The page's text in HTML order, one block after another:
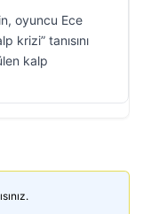
oyuncu Ece
krizi” tanısını
kalp